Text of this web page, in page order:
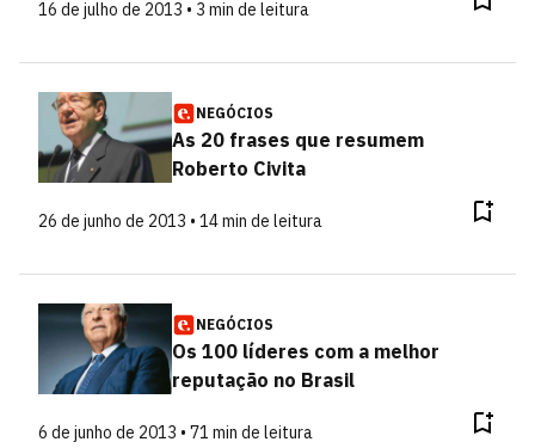
16 de julho de 2013 • 3 min de leitura
NEGÓCIOS
As 20 frases que resumem
Roberto Civita
26 de junho de 2013 • 14 min de leitura
NEGÓCIOS
Os 100 líderes com a melhor
reputação no Brasil
6 de junho de 2013 • 71 min de leitura